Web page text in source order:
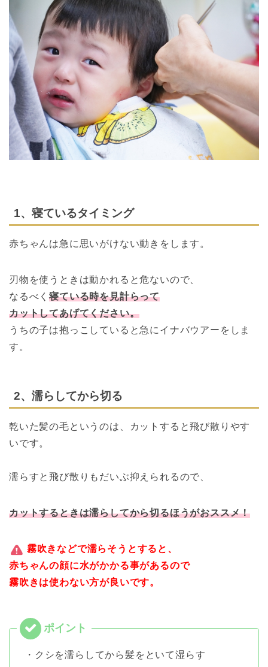
1、寝ているタイミング
赤ちゃんは急に思いがけない動きをします。
刃物を使うときは動かれると危ないので、
なるべく寝ている時を見計らって
カットしてあげてください。
うちの子は抱っこしていると急にイナバウアーをしま
す。
2、濡らしてから切る
乾いた髪の毛というのは、
カットすると飛び散りやす
いです。
濡らすと飛び散りもだいぶ抑えられるので、
カットするときは濡らしてから切るほうがおススメ！
霧吹きなどで濡らそうとすると、
赤ちゃんの顔に水がかかる事があるので
霧吹きは使わない方が良いです。
・クシを濡らしてから髪をといて湿らす